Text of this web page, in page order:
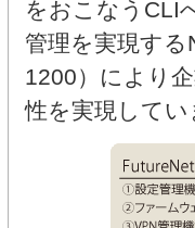
をおこなうCLI
管理を実現す
1200）により
性を実現してい